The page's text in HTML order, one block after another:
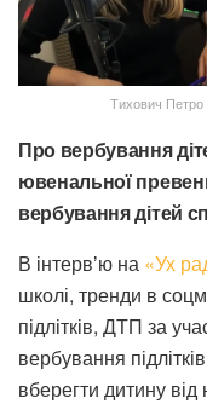
Тихович Петро
Про вербування
ювенальної
вербування дітей
В інтервʼю на «Ух
школі, тренди в
підлітків, ДТП за
вербування
вберегти дитину від